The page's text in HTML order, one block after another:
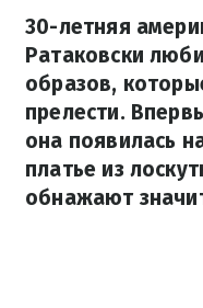
30-летняя
Ратаковски
образов,
прелести.
она появилась
платье из
обнажают